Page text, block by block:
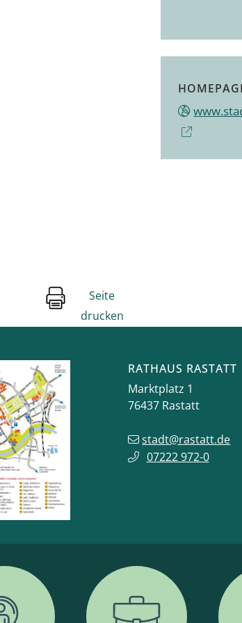
Seite
drucken
RATHAUS RASTATT
Marktplatz 1
76437 Rastatt
stadt@rastatt.de
07222 972-0